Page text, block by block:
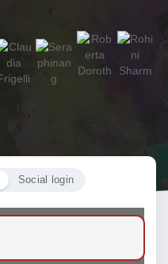
Social login